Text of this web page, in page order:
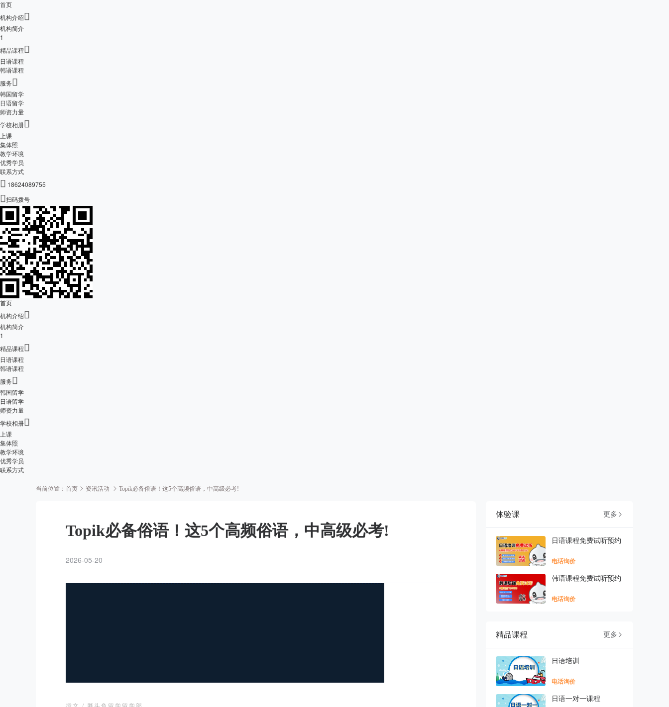
首页
机构介绍
机构简介
1
精品课程
日语课程
韩语课程
服务
韩国留学
日语留学
师资力量
学校相册
上课
集体照
教学环境
优秀学员
联系方式
 18624089755
扫码拨号
首页
机构介绍
机构简介
1
精品课程
日语课程
韩语课程
服务
韩国留学
日语留学
师资力量
学校相册
上课
集体照
教学环境
优秀学员
联系方式
当前位置： 首页 资讯活动 Topik必备俗语！这5个高频俗语，中高级必考!
Topik必备俗语！这5个高频俗语，中高级必考!
2026-05-20
撰文 / 胖头鱼留学留学部
体验课 更多 
日语课程免费试听预约
电话询价
韩语课程免费试听预约
电话询价
精品课程 更多 
日语培训
电话询价
日语一对一课程